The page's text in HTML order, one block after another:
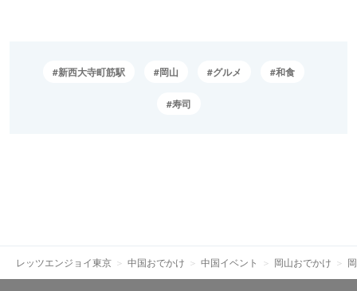
新西大寺町筋駅 岡山 グルメ 和食
寿司
レッツエンジョイ東京 中国おでかけ 中国イベント 岡山おでかけ